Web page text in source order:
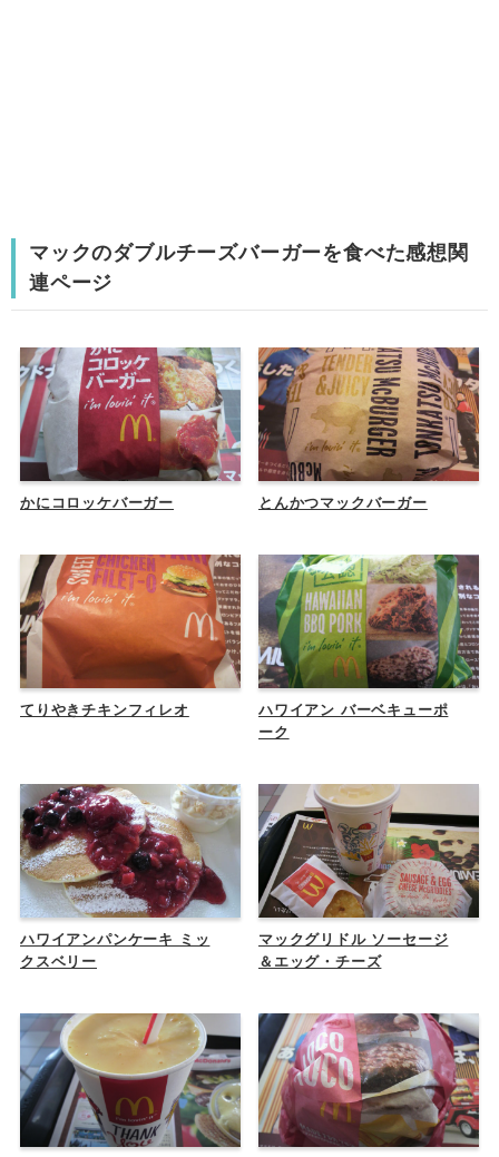
マックのダブルチーズバーガーを食べた感想関
連ページ
かにコロッケバーガー とんかつマックバーガー
てりやきチキンフィレオ
ハワイアン バーベキューポ
ーク
ハワイアンパンケーキ ミッ
クスベリー
マックグリドル ソーセージ
＆エッグ・チーズ